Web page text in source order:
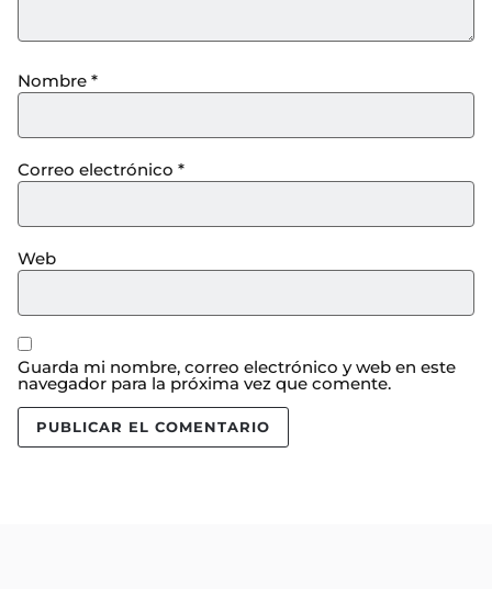
Nombre *
Correo electrónico *
Web
Guarda mi nombre, correo electrónico y web en este
navegador para la próxima vez que comente.